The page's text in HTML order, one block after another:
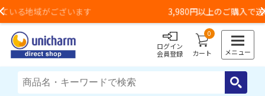
Previous3,980円以上のご購入で送料無料（一部地域除く）
ログイン
会員登録
0
カート メニュー